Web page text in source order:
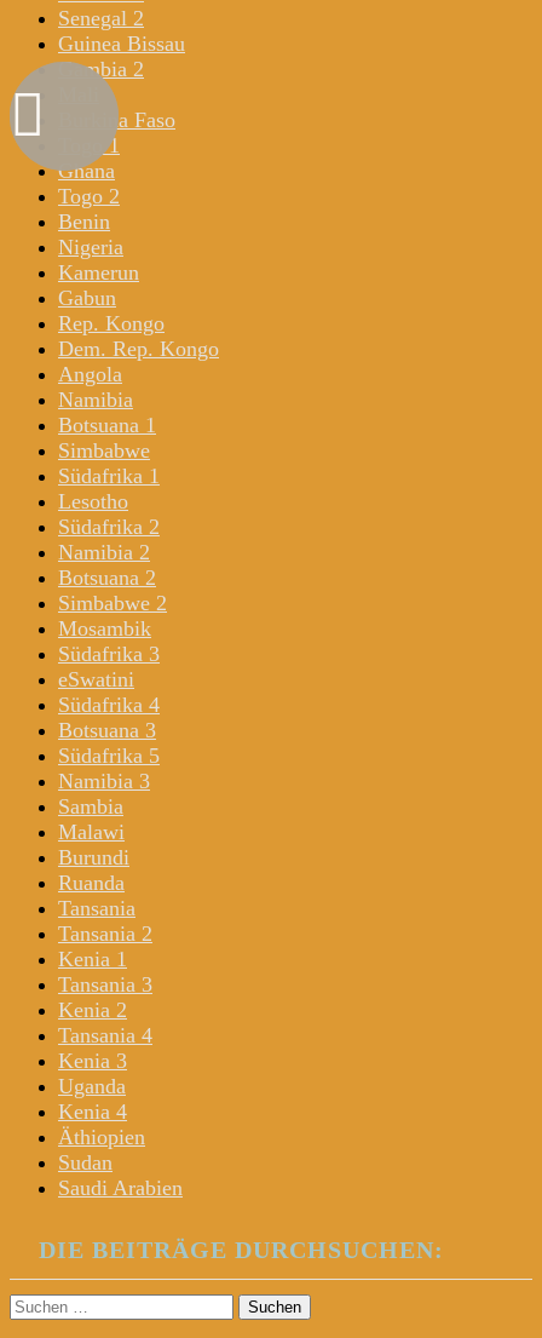
Senegal 2
Guinea Bissau
Gambia 2
Burkina Faso
Togo 1
Ghana
Togo 2
Benin
Nigeria
Kamerun
Gabun
Rep. Kongo
Dem. Rep. Kongo
Angola
Namibia
Botsuana 1
Simbabwe
Südafrika 1
Lesotho
Südafrika 2
Namibia 2
Botsuana 2
Simbabwe 2
Mosambik
Südafrika 3
eSwatini
Südafrika 4
Botsuana 3
Südafrika 5
Namibia 3
Sambia
Malawi
Burundi
Ruanda
Tansania
Tansania 2
Kenia 1
Tansania 3
Kenia 2
Tansania 4
Kenia 3
Uganda
Kenia 4
Äthiopien
Sudan
Saudi Arabien
DIE BEITRÄGE DURCHSUCHEN:
Suchen
nach: